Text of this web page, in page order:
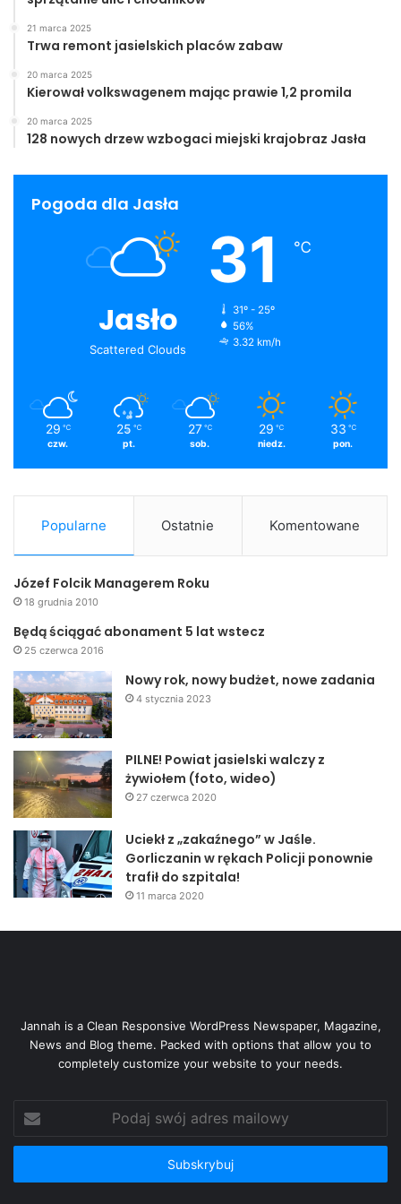
21 marca 2025
Trwa remont jasielskich placów zabaw
20 marca 2025
Kierował volkswagenem mając prawie 1,2 promila
20 marca 2025
128 nowych drzew wzbogaci miejski krajobraz Jasła
Pogoda dla Jasła
Jasło
Scattered Clouds
31 ℃
31º - 25º
56%
3.32 km/h
29 ℃
czw.
25 ℃
pt.
27 ℃
sob.
29 ℃
niedz.
33 ℃
pon.
Popularne Ostatnie Komentowane
Józef Folcik Managerem Roku
18 grudnia 2010
Będą ściągać abonament 5 lat wstecz
25 czerwca 2016
Nowy rok, nowy budżet, nowe zadania
4 stycznia 2023
PILNE! Powiat jasielski walczy z
żywiołem (foto, wideo)
27 czerwca 2020
Uciekł z „zakaźnego” w Jaśle.
Gorliczanin w rękach Policji ponownie
trafił do szpitala!
11 marca 2020
Jannah is a Clean Responsive WordPress Newspaper, Magazine,
News and Blog theme. Packed with options that allow you to
completely customize your website to your needs.
swój
adres